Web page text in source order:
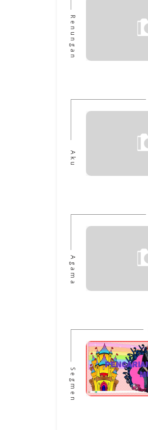
Renungan
Aku
Agama
Segmen